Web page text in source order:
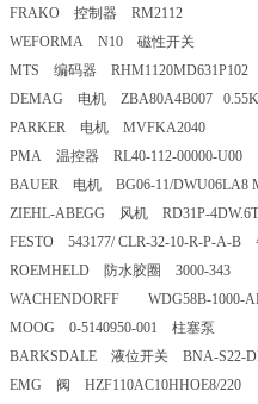
FRAKO 控制器 RM2112
WEFORMA N10 磁性开关
MTS 编码器 RHM1120MD631P102
DEMAG 电机 ZBA80A4B007
PARKER 电机 MVFKA2040
PMA 温控器 RL40-112-00000-U00
BAUER 电机 BG06-11/DWU06LA8
ZIEHL-ABEGG 风机 RD31P-
FESTO 543177/ CLR-32-10-R-P-A-B
ROEMHELD 防水胶圈 3000-343
WACHENDORFF WDG58B-1000-
MOOG 0-5140950-001 柱塞泵
BARKSDALE 液位开关 BNA-S22-
EMG 阀 HZF110AC10HHOE8/220